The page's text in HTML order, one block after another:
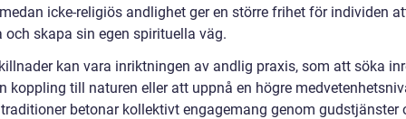
icke-religiös andlighet ger en större frihet för individen
och skapa sin egen spirituella väg.
kan vara inriktningen av andlig praxis, som att söka
koppling till naturen eller att uppnå en högre
betonar kollektivt engagemang genom gudstjänster